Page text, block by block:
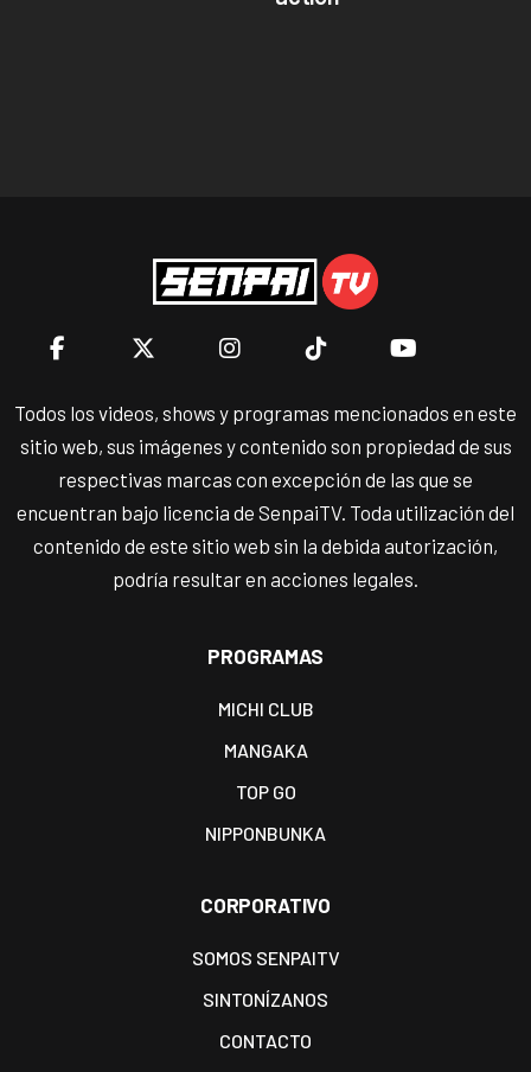
Todos los videos, shows y programas mencionados en este
sitio web, sus imágenes y contenido son propiedad de sus
respectivas marcas con excepción de las que se
encuentran bajo licencia de SenpaiTV. Toda utilización del
contenido de este sitio web sin la debida autorización,
podría resultar en acciones legales.
PROGRAMAS
MICHI CLUB
MANGAKA
TOP GO
NIPPONBUNKA
CORPORATIVO
SOMOS SENPAITV
SINTONÍZANOS
CONTACTO